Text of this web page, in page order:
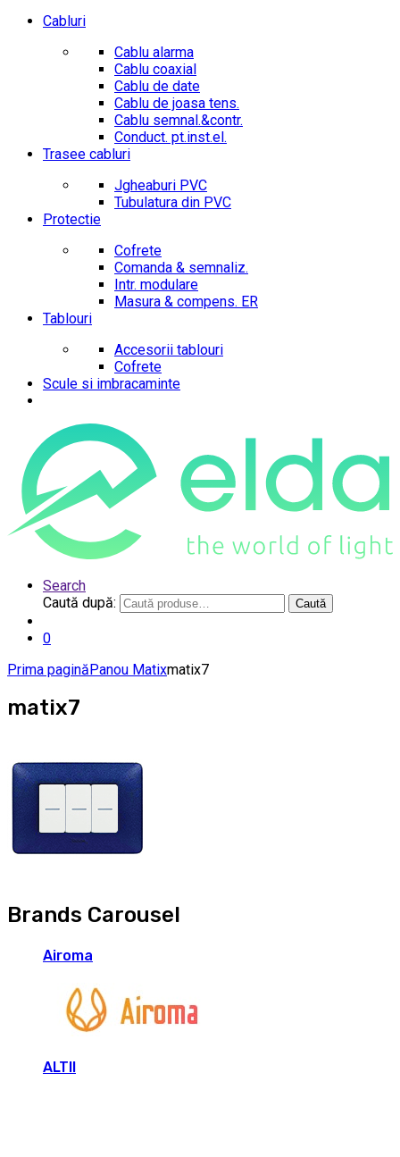
Cabluri
Cablu alarma
Cablu coaxial
Cablu de date
Cablu de joasa tens.
Cablu semnal.&contr.
Conduct. pt.inst.el.
Trasee cabluri
Jgheaburi PVC
Tubulatura din PVC
Protectie
Cofrete
Comanda & semnaliz.
Intr. modulare
Masura & compens. ER
Tablouri
Accesorii tablouri
Cofrete
Scule si imbracaminte
Search
Caută după:
Caută
0
Prima paginăPanou Matixmatix7
matix7
Brands Carousel
Airoma
ALTII